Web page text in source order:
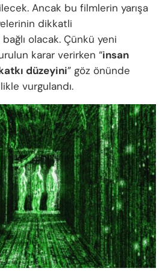
Ancak bu filmlerin yarışa
dikkatli
olacak. Çünkü yeni
karar verirken “insan
düzeyini” göz önünde
vurgulandı.